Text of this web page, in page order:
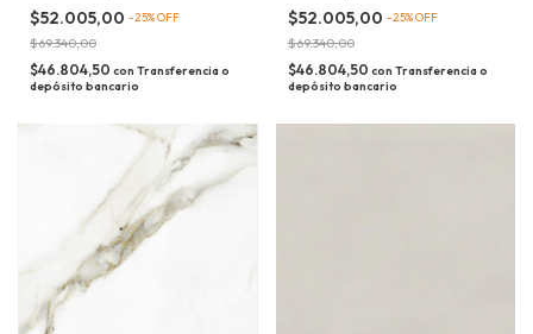
$52.005,00 -25%OFF
$69.340,00
$46.804,50 con Transferencia o
depósito bancario
$52.005,00 -25%OFF
$69.340,00
$46.804,50 con Transferencia o
depósito bancario